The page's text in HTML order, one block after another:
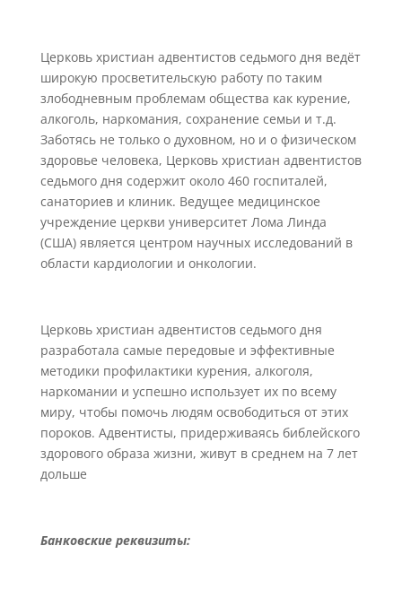
Церковь христиан адвентистов седьмого дня ведёт
широкую просветительскую работу по таким
злободневным проблемам общества как курение,
алкоголь, наркомания, сохранение семьи и т.д.
Заботясь не только о духовном, но и о физическом
здоровье человека, Церковь христиан адвентистов
седьмого дня содержит около 460 госпиталей,
санаториев и клиник. Ведущее медицинское
учреждение церкви университет Лома Линда
(США) является центром научных исследований в
области кардиологии и онкологии.
Церковь христиан адвентистов седьмого дня
разработала самые передовые и эффективные
методики профилактики курения, алкоголя,
наркомании и успешно использует их по всему
миру, чтобы помочь людям освободиться от этих
пороков. Адвентисты, придерживаясь библейского
здорового образа жизни, живут в среднем на 7 лет
дольше
Банковские реквизиты: